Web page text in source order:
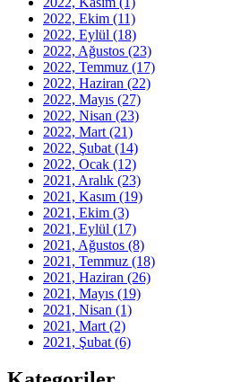
2022, Ekim (11)
2022, Eylül (18)
2022, Ağustos (23)
2022, Temmuz (17)
2022, Haziran (22)
2022, Mayıs (27)
2022, Nisan (23)
2022, Mart (21)
2022, Şubat (14)
2022, Ocak (12)
2021, Aralık (23)
2021, Kasım (19)
2021, Ekim (3)
2021, Eylül (17)
2021, Ağustos (8)
2021, Temmuz (18)
2021, Haziran (26)
2021, Mayıs (19)
2021, Nisan (1)
2021, Mart (2)
2021, Şubat (6)